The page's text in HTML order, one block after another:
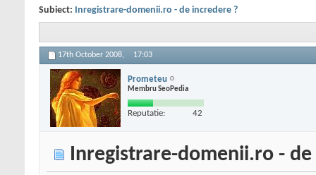
Subiect: Inregistrare-domenii.ro - de incredere ?
17th October 2008, 17:03
Prometeu
Membru SeoPedia
Reputatie: 42
Inregistrare-domenii.ro -